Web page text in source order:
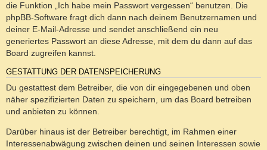
die Funktion „Ich habe mein Passwort vergessen“ benutzen. Die
phpBB-Software fragt dich dann nach deinem Benutzernamen und
deiner E-Mail-Adresse und sendet anschließend ein neu
generiertes Passwort an diese Adresse, mit dem du dann auf das
Board zugreifen kannst.
GESTATTUNG DER DATENSPEICHERUNG
Du gestattest dem Betreiber, die von dir eingegebenen und oben
näher spezifizierten Daten zu speichern, um das Board betreiben
und anbieten zu können.
Darüber hinaus ist der Betreiber berechtigt, im Rahmen einer
Interessenabwägung zwischen deinen und seinen Interessen sowie